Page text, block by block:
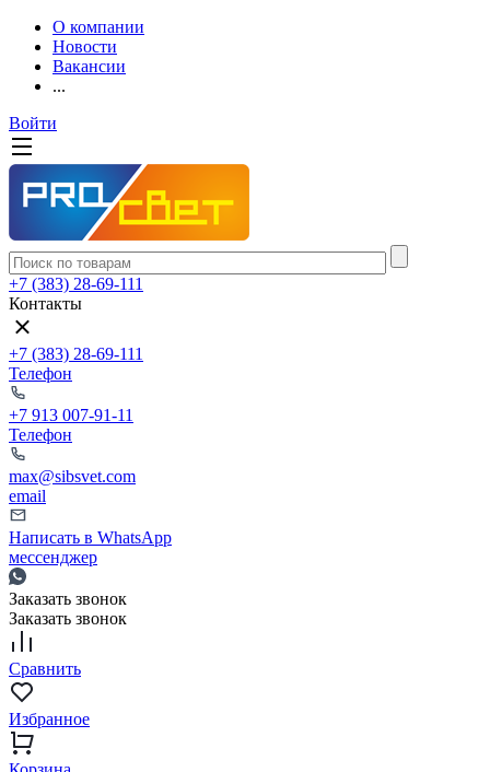
О компании
Новости
Вакансии
...
Войти
+7 (383) 28-69-111
Контакты
+7 (383) 28-69-111
Телефон
+7 913 007-91-11
Телефон
max@sibsvet.com
email
Написать в WhatsApp
мессенджер
Заказать звонок
Заказать звонок
Сравнить
Избранное